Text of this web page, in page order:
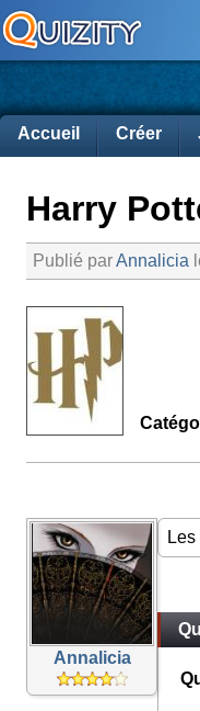
Accueil Créer
Harry
Publié parAnnalicia
Annalicia